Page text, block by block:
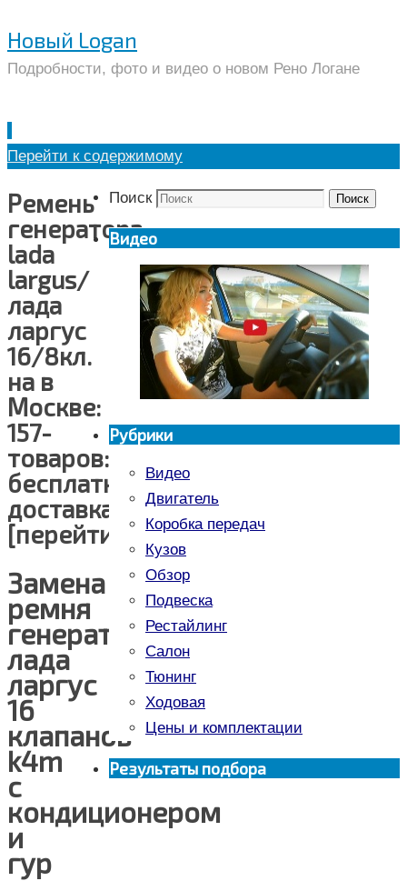
Новый Logan
Подробности, фото и видео о новом Рено Логане
Перейти к содержимому
Ремень
генератора
lada
largus/
лада
ларгус
16/8кл.
на в
Москве:
157-
товаров:
бесплатная
доставка
[перейти]
Замена
ремня
генератора
лада
ларгус
16
клапанов
k4m
с
кондиционером
и
гур
Поиск Поиск
Видео
Рубрики
Видео
Двигатель
Коробка передач
Кузов
Обзор
Подвеска
Рестайлинг
Салон
Тюнинг
Ходовая
Цены и комплектации
Результаты подбора